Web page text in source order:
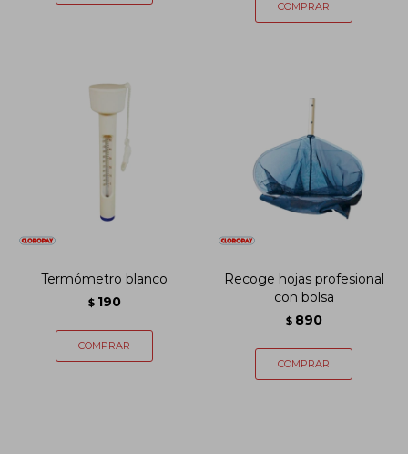
Termómetro blanco
$ 190
Recoge hojas profesional
con bolsa
$ 890